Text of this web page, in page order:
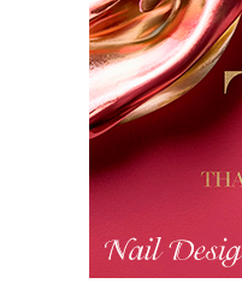
estudantes com TEA. De
necessário que o aluno
que justifique a
comprovada porlaudo
profissional habilitado.
O pedido deve ser
responsáveis legais
escolar, acompanhado